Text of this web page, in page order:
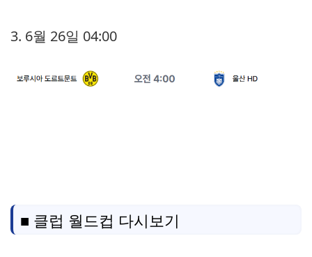
3. 6월 26일 04:00
■ 클럽 월드컵 다시보기